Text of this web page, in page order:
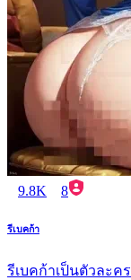
9.8K 8
รีเบคก้า
รีเบคก้าเป็นตัวละ